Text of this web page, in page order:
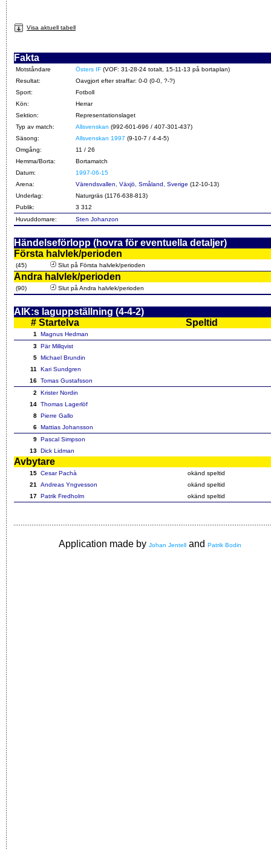
Visa aktuell tabell
Fakta
Motståndare Östers IF (VOF: 31-28-24 totalt, 15-11-13 på bortaplan)
Resultat:
Oavgjort efter straffar: 0-0 (0-0, ?-?)
Sport:
Fotboll
Kön:
Herrar
Sektion:
Representationslaget
Typ av match:
Allsvenskan (992-601-696 / 407-301-437)
Säsong:
Allsvenskan 1997 (9-10-7 / 4-4-5)
Omgång:
11 / 26
Hemma/Borta:
Bortamatch
Datum:
1997-06-15
Arena:
Värendsvallen, Växjö, Småland, Sverige (12-10-13)
Underlag:
Naturgräs (1176-638-813)
Publik:
3 312
Huvuddomare:
Sten Johanzon
Händelseförlopp (hovra för eventuella detaljer)
Första halvlek/perioden
(45) Slut på Första halvlek/perioden
Andra halvlek/perioden
(90) Slut på Andra halvlek/perioden
AIK:s laguppställning (4-4-2)
# Startelva Speltid
1
Magnus Hedman
3 Pär Millqvist
5 Michael Brundin
11
Kari Sundgren
16 Tomas Gustafsson
2
Krister Nordin
14 Thomas Lagerlöf
8 Pierre Gallo
6 Mattias Johansson
9 Pascal Simpson
13 Dick Lidman
Avbytare
15 Cesar Pachà
okänd speltid
21
Andreas Yngvesson
okänd speltid
17 Patrik Fredholm okänd speltid
Application made by Johan Jentell and Patrik Bodin